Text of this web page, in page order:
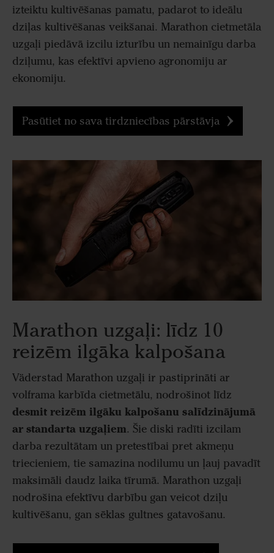
izteiktu kultivēšanas pamatu, padarot to ideālu
dziļas kultivēšanas veikšanai. Marathon cietmetāla
uzgaļi piedāvā izcilu izturību un nemainīgu darba
dziļumu, kas efektīvi apvieno agronomiju ar
ekonomiju.
Pasūtiet no sava tirdzniecības pārstāvja
Marathon uzgaļi: līdz 10
reizēm ilgāka kalpošana
Väderstad Marathon uzgaļi ir pastiprināti ar
volframa karbīda cietmetālu, nodrošinot līdz
desmit reizēm ilgāku kalpošanu salīdzinājumā
ar standarta uzgaļiem. Šie diski radīti izcilam
darba rezultātam un pretestībai pret akmeņu
triecieniem, tie samazina nodilumu un ļauj pavadīt
maksimāli daudz laika tīrumā. Marathon uzgaļi
nodrošina efektīvu darbību gan veicot dziļu
kultivēšanu, gan sēklas gultnes gatavošanu.